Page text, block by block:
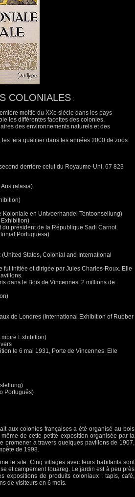
COLONIALES:
moitié du XXe siècle dans les pays
les différentes facettes des colonies.
des environnements naturels et des
fera qualifier dans les années 2000 de zoos
derrière celui du Royaume-Uni, 67 823
en Untvoerhandel Tentoonsellung)
président de la République Sadi Carnot.
Portuguesa)
States, Colonial and International
initiée et dirigée par Jules Charles-Roux. Elle
dans le Bois de Vincennes. 2 millions de
de Londres (International Exhibition of Rubber
Exhibition)
le 6 mai 1931, Porte de Vincennes. Elle
Português)
aux colonies françaises a été organisé au bois
de cette petite exposition organisée par la
promener à travers quelques pavillons de 1907,
de 1998.
le site. Cinq villages avec leurs habitants sont
et campement touareg. Le jardin est à peu près
expositions de produits coloniaux : tapis, café,
de visiteurs en 6 mois.